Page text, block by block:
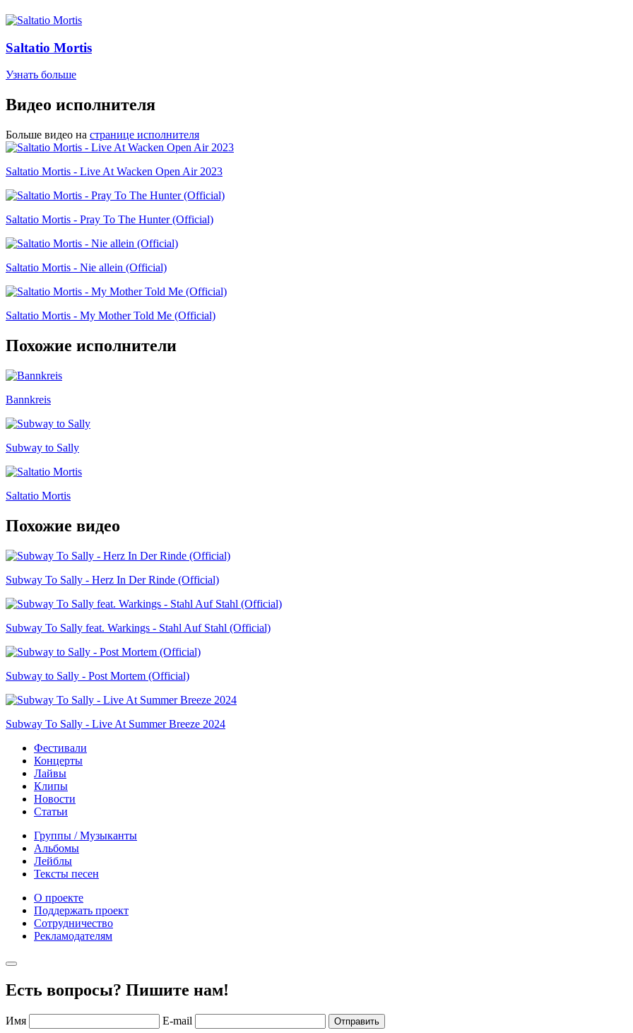
Saltatio Mortis
Узнать больше
Видео исполнителя
Больше видео на странице исполнителя
Saltatio Mortis - Live At Wacken Open Air 2023
Saltatio Mortis - Pray To The Hunter (Official)
Saltatio Mortis - Nie allein (Official)
Saltatio Mortis - My Mother Told Me (Official)
Похожие исполнители
Bannkreis
Subway to Sally
Saltatio Mortis
Похожие видео
Subway To Sally - Herz In Der Rinde (Official)
Subway To Sally feat. Warkings - Stahl Auf Stahl (Official)
Subway to Sally - Post Mortem (Official)
Subway To Sally - Live At Summer Breeze 2024
Фестивали
Концерты
Лайвы
Клипы
Новости
Статьи
Группы / Музыканты
Альбомы
Лейблы
Тексты песен
О проекте
Поддержать проект
Сотрудничество
Рекламодателям
Есть вопросы? Пишите нам!
Имя E-mail